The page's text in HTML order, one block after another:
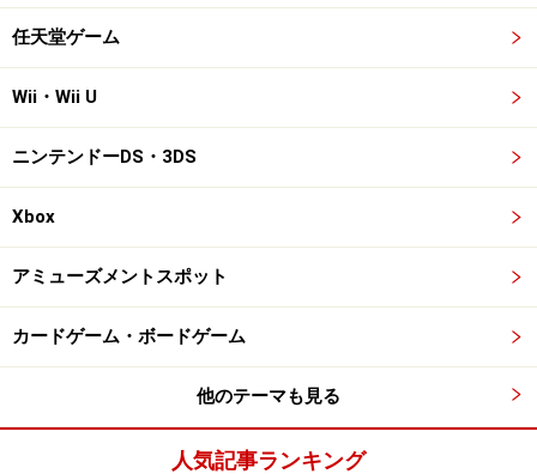
任天堂ゲーム
Wii・Wii U
ニンテンドーDS・3DS
Xbox
アミューズメントスポット
カードゲーム・ボードゲーム
他のテーマも見る
人気記事ランキング